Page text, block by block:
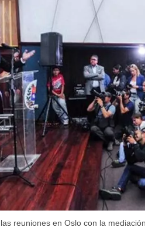
reuniones en Oslo con la